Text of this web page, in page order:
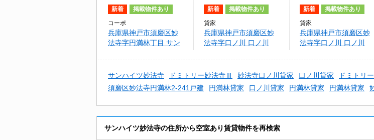
新着 掲載物件あり
コーポ
兵庫県神戸市須磨区妙
法寺字円満林丁目 サン
新着 掲載物件あり
貸家
兵庫県神戸市須磨区妙
法寺字口ノ川 口ノ川
新着 掲載物件あり
貸家
兵庫県神戸市須磨区妙
法寺字口ノ川 口ノ川
サンハイツ妙法寺 ドミトリー妙法寺Ⅲ 妙法寺口ノ川貸家 口ノ川貸家 ドミトリ
須磨区妙法寺円満林2-241戸建
円満林貸家 口ノ川貸家 円満林貸家 円満林貸家
サンハイツ妙法寺の住所から空室あり賃貸物件を再検索